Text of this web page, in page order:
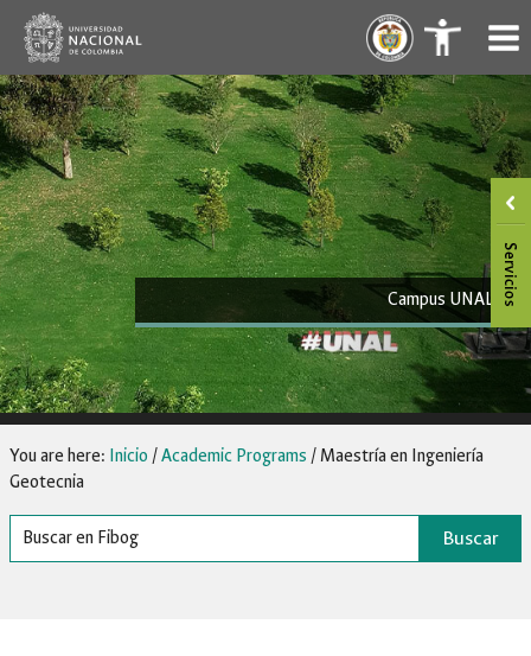
content
. .
Campus UNAL
You are here: Inicio /Academic Programs /Maestría en Ingeniería
Geotecnia
Buscar